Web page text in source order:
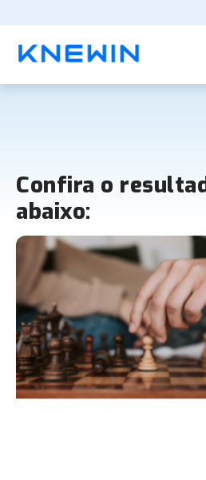
Confira o
abaixo: